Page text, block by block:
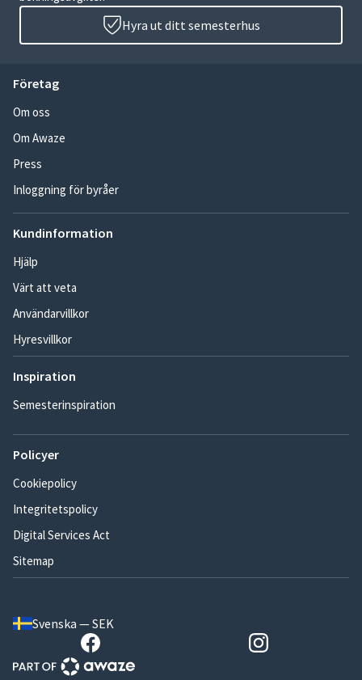
Hyra ut ditt semesterhus
Företag
Om oss
Om Awaze
Press
Inloggning för byråer
Kundinformation
Hjälp
Värt att veta
Användarvillkor
Hyresvillkor
Inspiration
Semesterinspiration
Policyer
Cookiepolicy
Integritetspolicy
Digital Services Act
Sitemap
Svenska — SEK